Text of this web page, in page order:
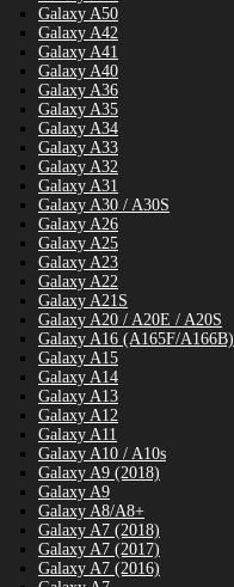
Galaxy A50
Galaxy A42
Galaxy A41
Galaxy A40
Galaxy A36
Galaxy A35
Galaxy A34
Galaxy A33
Galaxy A32
Galaxy A31
Galaxy A30 / A30S
Galaxy A26
Galaxy A25
Galaxy A23
Galaxy A22
Galaxy A21S
Galaxy A20 / A20E / A20S
Galaxy A16 (A165F/A166B)
Galaxy A15
Galaxy A14
Galaxy A13
Galaxy A12
Galaxy A11
Galaxy A10 / A10s
Galaxy A9 (2018)
Galaxy A9
Galaxy A8/A8+
Galaxy A7 (2018)
Galaxy A7 (2017)
Galaxy A7 (2016)